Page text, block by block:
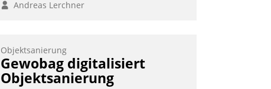
Andreas Lerchner
Objektsanierung
Gewobag digitalisiert
Objektsanierung